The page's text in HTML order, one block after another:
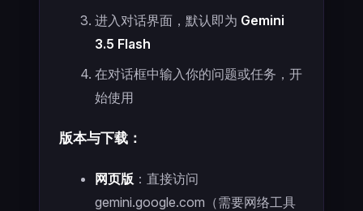
进入对话界面，默认即为 Gemini
3.5 Flash
在对话框中输入你的问题或任务，开
始使用
版本与下载：
网页版 ：直接访问
gemini.google.com（需要网络工具